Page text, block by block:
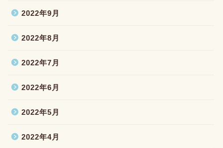
2022年9月
2022年8月
2022年7月
2022年6月
2022年5月
2022年4月